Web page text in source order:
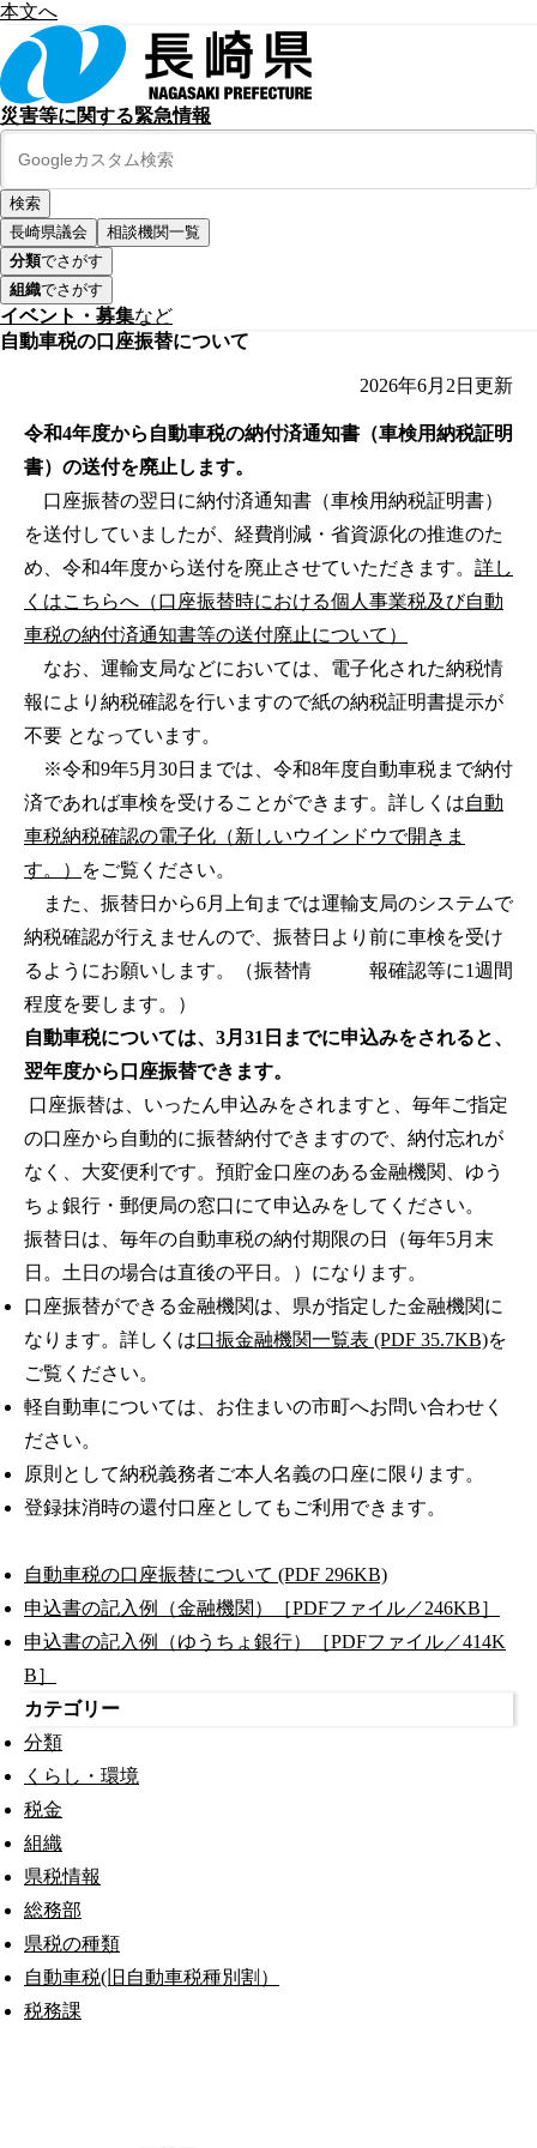
本文へ
災害等に関する緊急情報
長崎県議会
相談機関一覧
分類でさがす
組織でさがす
イベント・募集など
自動車税の口座振替について
2026年6月2日 更新
令和4年度から自動車税の納付済通知書（車検用納税証明
書）の送付を廃止します。
口座振替の翌日に納付済通知書（車検用納税証明書）
を送付していましたが、経費削減・省資源化の推進のた
め、令和4年度から送付を廃止させていただきます。 詳し
くはこちらへ（口座振替時における個人事業税及び自動
車税の納付済通知書等の送付廃止について）
なお、運輸支局などにおいては、電子化された納税情
報により納税確認を行いますので紙の納税証明書提示が
不要 となっています。
※令和9年5月30日までは、令和8年度自動車税まで納付
済であれば車検を受けることができます。詳しくは自動
車税納税確認の電子化（新しいウインドウで開きま
す。）
をご覧ください。
また、振替日から6月上旬までは運輸支局のシステムで
納税確認が行えませんので、振替日より前に車検を受け
るようにお願いします。（振替情 報確認等に1週間
程度を要します。）
自動車税については、3月31日までに申込みをされると、
翌年度から口座振替できます。
口座振替は、いったん申込みをされますと、毎年ご指定
の口座から自動的に振替納付できますので、納付忘れが
なく、大変便利です。預貯金口座のある金融機関、ゆう
ちょ銀行・郵便局の窓口にて申込みをしてください。
振替日は、毎年の自動車税の納付期限の日（毎年5月末
日。土日の場合は直後の平日。）になります。
口座振替ができる金融機関は、県が指定した金融機関に
なります。詳しくは口振金融機関一覧表 (PDF 35.7KB)を
ご覧ください。
軽自動車については、お住まいの市町へお問い合わせく
ださい。
原則として納税義務者ご本人名義の口座に限ります。
登録抹消時の還付口座としてもご利用できます。
自動車税の口座振替について (PDF 296KB)
申込書の記入例（金融機関）［PDFファイル／246KB］
申込書の記入例（ゆうちょ銀行）［PDFファイル／414K
B］
カテゴリー
分類
くらし・環境
税金
組織
県税情報
総務部
県税の種類
自動車税(旧自動車税種別割）
税務課